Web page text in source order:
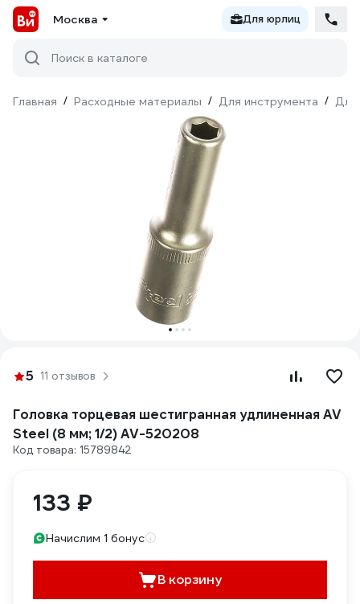
Москва Для юрлиц
Поиск в каталоге
Главная / Расходные материалы / Для инструмента / Для
5 11 отзывов
Головка торцевая шестигранная удлиненная AV
Steel (8 мм; 1/2) AV-520208
Код товара: 15789842
133 ₽
Начислим 1 бонус
В корзину